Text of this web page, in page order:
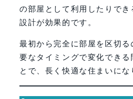
の部屋として利用したりでき
設計が効果的です。
最初から完全に部屋を区切る
要なタイミングで変化できる
とで、長く快適な住まいにな